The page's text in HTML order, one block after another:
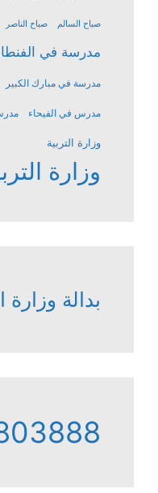
صباح السالم صباح الناصر
مدرسة في
مدرسة في مبارك الكبير
مدرس في الفيحاء
وزارة التربية
وزارة
بدالة وزارة